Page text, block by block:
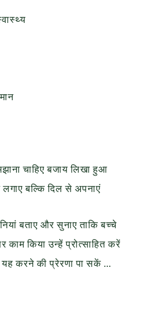
चाहिए बजाय लिखा हुआ
बल्कि दिल से अपनाएं
बताए और सुनाए ताकि बच्चे
काम किया उन्हें प्रोत्साहित करें
यह करने की प्रेरणा पा सकें …